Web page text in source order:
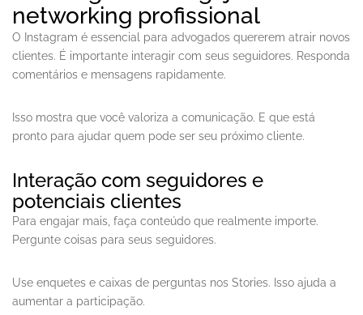
networking profissional
O Instagram é essencial para advogados quererem atrair novos
clientes. É importante interagir com seus seguidores. Responda
comentários e mensagens rapidamente.
Isso mostra que você valoriza a comunicação. E que está
pronto para ajudar quem pode ser seu próximo cliente.
Interação com seguidores e
potenciais clientes
Para engajar mais, faça conteúdo que realmente importe.
Pergunte coisas para seus seguidores.
Use enquetes e caixas de perguntas nos Stories. Isso ajuda a
aumentar a participação.